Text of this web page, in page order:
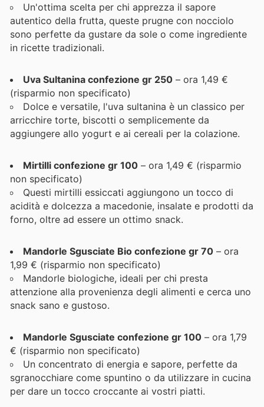
Un'ottima scelta per chi apprezza il sapore
autentico della frutta, queste prugne con nocciolo
sono perfette da gustare da sole o come ingrediente
in ricette tradizionali.
Uva Sultanina confezione gr 250 – ora 1,49 €
(risparmio non specificato)
Dolce e versatile, l'uva sultanina è un classico per
arricchire torte, biscotti o semplicemente da
aggiungere allo yogurt e ai cereali per la colazione.
Mirtilli confezione gr 100 – ora 1,49 € (risparmio
non specificato)
Questi mirtilli essiccati aggiungono un tocco di
acidità e dolcezza a macedonie, insalate e prodotti da
forno, oltre ad essere un ottimo snack.
Mandorle Sgusciate Bio confezione gr 70 – ora
1,99 € (risparmio non specificato)
Mandorle biologiche, ideali per chi presta
attenzione alla provenienza degli alimenti e cerca uno
snack sano e gustoso.
Mandorle Sgusciate confezione gr 100 – ora 1,79
€ (risparmio non specificato)
Un concentrato di energia e sapore, perfette da
sgranocchiare come spuntino o da utilizzare in cucina
per dare un tocco croccante ai vostri piatti.